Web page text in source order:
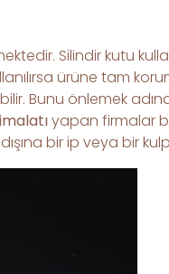
Silindir kutu
ürüne tam
Bunu önlemek
yapan firmalar
bir ip veya bir